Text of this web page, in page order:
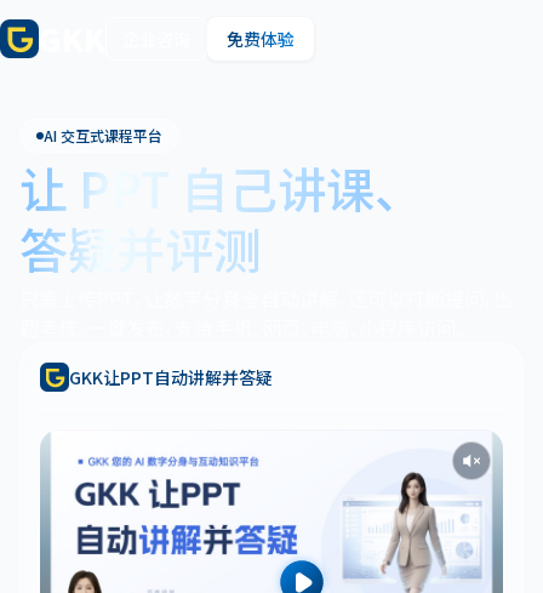
免费体验
AI 交互式课程平台
让 PPT 自己讲课、
答疑并评测
GKK让PPT自动讲解并答疑